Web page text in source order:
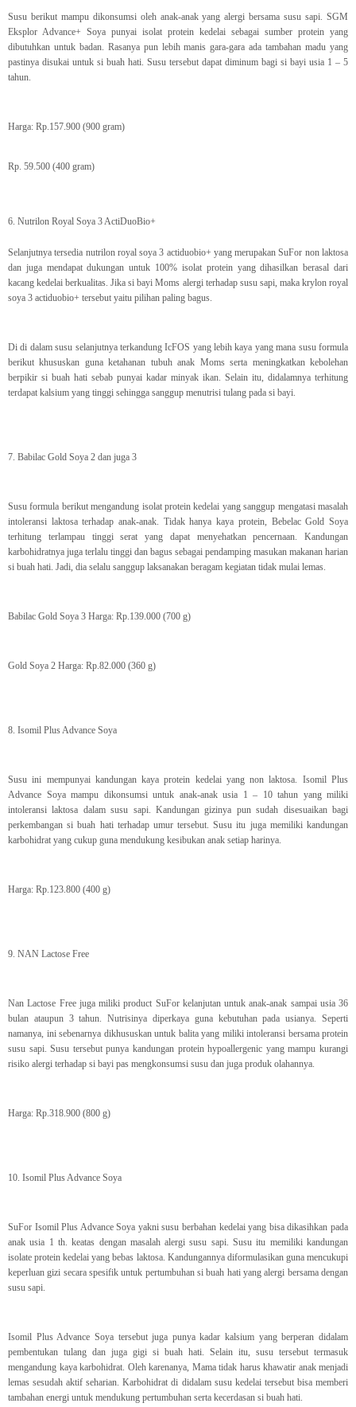
Susu berikut mampu dikonsumsi oleh anak-anak yang alergi bersama susu sapi. SGM
Eksplor Advance+ Soya punyai isolat protein kedelai sebagai sumber protein yang
dibutuhkan untuk badan. Rasanya pun lebih manis gara-gara ada tambahan madu yang
pastinya disukai untuk si buah hati. Susu tersebut dapat diminum bagi si bayi usia 1 – 5
tahun.
Harga: Rp.157.900 (900 gram)
Rp. 59.500 (400 gram)
6. Nutrilon Royal Soya 3 ActiDuoBio+
Selanjutnya tersedia nutrilon royal soya 3 actiduobio+ yang merupakan SuFor non laktosa
dan juga mendapat dukungan untuk 100% isolat protein yang dihasilkan berasal dari
kacang kedelai berkualitas. Jika si bayi Moms alergi terhadap susu sapi, maka krylon royal
soya 3 actiduobio+ tersebut yaitu pilihan paling bagus.
Di di dalam susu selanjutnya terkandung IcFOS yang lebih kaya yang mana susu formula
berikut khususkan guna ketahanan tubuh anak Moms serta meningkatkan kebolehan
berpikir si buah hati sebab punyai kadar minyak ikan. Selain itu, didalamnya terhitung
terdapat kalsium yang tinggi sehingga sanggup menutrisi tulang pada si bayi.
7. Babilac Gold Soya 2 dan juga 3
Susu formula berikut mengandung isolat protein kedelai yang sanggup mengatasi masalah
intoleransi laktosa terhadap anak-anak. Tidak hanya kaya protein, Bebelac Gold Soya
terhitung terlampau tinggi serat yang dapat menyehatkan pencernaan. Kandungan
karbohidratnya juga terlalu tinggi dan bagus sebagai pendamping masukan makanan harian
si buah hati. Jadi, dia selalu sanggup laksanakan beragam kegiatan tidak mulai lemas.
Babilac Gold Soya 3 Harga: Rp.139.000 (700 g)
Gold Soya 2 Harga: Rp.82.000 (360 g)
8. Isomil Plus Advance Soya
Susu ini mempunyai kandungan kaya protein kedelai yang non laktosa. Isomil Plus
Advance Soya mampu dikonsumsi untuk anak-anak usia 1 – 10 tahun yang miliki
intoleransi laktosa dalam susu sapi. Kandungan gizinya pun sudah disesuaikan bagi
perkembangan si buah hati terhadap umur tersebut. Susu itu juga memiliki kandungan
karbohidrat yang cukup guna mendukung kesibukan anak setiap harinya.
Harga: Rp.123.800 (400 g)
9. NAN Lactose Free
Nan Lactose Free juga miliki product SuFor kelanjutan untuk anak-anak sampai usia 36
bulan ataupun 3 tahun. Nutrisinya diperkaya guna kebutuhan pada usianya. Seperti
namanya, ini sebenarnya dikhususkan untuk balita yang miliki intoleransi bersama protein
susu sapi. Susu tersebut punya kandungan protein hypoallergenic yang mampu kurangi
risiko alergi terhadap si bayi pas mengkonsumsi susu dan juga produk olahannya.
Harga: Rp.318.900 (800 g)
10. Isomil Plus Advance Soya
SuFor Isomil Plus Advance Soya yakni susu berbahan kedelai yang bisa dikasihkan pada
anak usia 1 th. keatas dengan masalah alergi susu sapi. Susu itu memiliki kandungan
isolate protein kedelai yang bebas laktosa. Kandungannya diformulasikan guna mencukupi
keperluan gizi secara spesifik untuk pertumbuhan si buah hati yang alergi bersama dengan
susu sapi.
Isomil Plus Advance Soya tersebut juga punya kadar kalsium yang berperan didalam
pembentukan tulang dan juga gigi si buah hati. Selain itu, susu tersebut termasuk
mengandung kaya karbohidrat. Oleh karenanya, Mama tidak harus khawatir anak menjadi
lemas sesudah aktif seharian. Karbohidrat di didalam susu kedelai tersebut bisa memberi
tambahan energi untuk mendukung pertumbuhan serta kecerdasan si buah hati.